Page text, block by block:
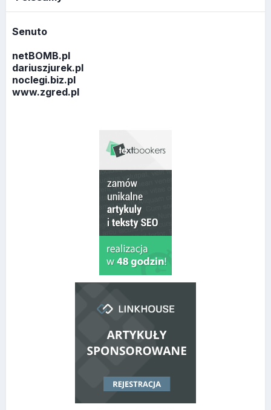
Senuto
netBOMB.pl
dariuszjurek.pl
noclegi.biz.pl
www.zgred.pl